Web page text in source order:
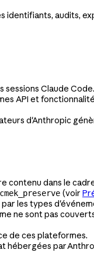
identifiants, audits,
sessions Claude
API et
d'Anthropic
contenu dans le
cmek_preserve (voir
les types
ne sont pas
de ces plateformes.
hébergées par